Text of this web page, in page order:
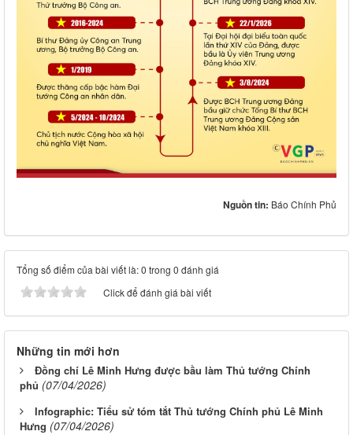
Nguồn tin: Báo Chính Phủ
Tổng số điểm của bài viết là: 0 trong 0 đánh giá
Click để đánh giá bài viết
Những tin mới hơn
Đồng chí Lê Minh Hưng được bầu làm Thủ tướng Chính
phủ (07/04/2026)
Infographic: Tiểu sử tóm tắt Thủ tướng Chính phủ Lê Minh
Hưng (07/04/2026)